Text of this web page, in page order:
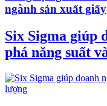
ngành sản xuất giấy
Six Sigma giúp
phá năng suất